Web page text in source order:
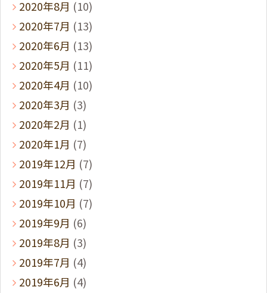
2020年8月 (10)
2020年7月 (13)
2020年6月 (13)
2020年5月 (11)
2020年4月 (10)
2020年3月 (3)
2020年2月 (1)
2020年1月 (7)
2019年12月 (7)
2019年11月 (7)
2019年10月 (7)
2019年9月 (6)
2019年8月 (3)
2019年7月 (4)
2019年6月 (4)